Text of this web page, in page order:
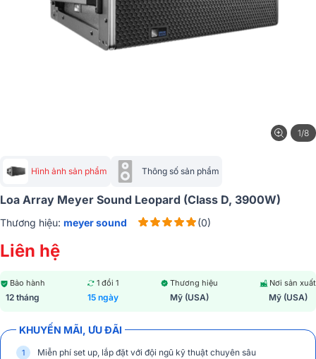
1/8
Hình ảnh sản phẩm Thông số sản phẩm
Loa Array Meyer Sound Leopard (Class D, 3900W)
Thương hiệu: meyer sound (0)
Liên hệ
Bảo hành
12 tháng
1 đổi 1
15 ngày
Thương hiệu
Mỹ (USA)
Nơi sản xuất
Mỹ (USA)
KHUYẾN MÃI, ƯU ĐÃI
Miễn phí set up, lắp đặt với đội ngũ kỹ thuật chuyên sâu